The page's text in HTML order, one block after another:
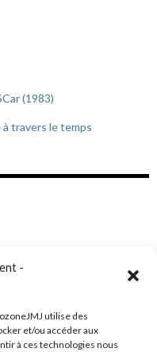
-
utilise des
et/ou accéder aux
à ces technologies nous
(1983)
à travers le temps